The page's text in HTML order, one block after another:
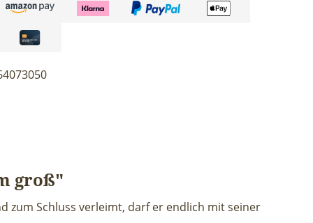
groß"
zum Schluss verleimt, darf er endlich mit seiner